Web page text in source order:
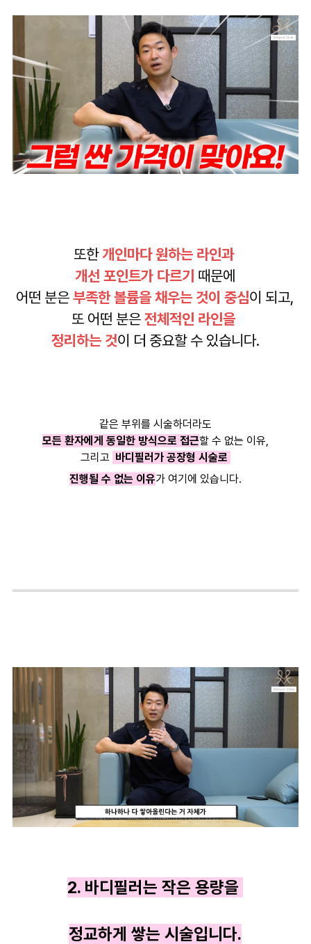
또한개인마다 원하는 라인과
개선 포인트가 다르기 때문에
어떤 분은부족한 볼륨을 채우는 것이 중심이 되고,
또 어떤 분은전체적인 라인을
정리하는 것이 더 중요할 수 있습니다.
같은 부위를 시술하더라도
모든 환자에게 동일한 방식으로 접근할 수 없는 이유,
그리고 바디필러가 공장형 시술로
진행될 수 없는 이유가 여기에 있습니다.
2. 바디필러는 작은 용량을
정교하게 쌓는 시술입니다.